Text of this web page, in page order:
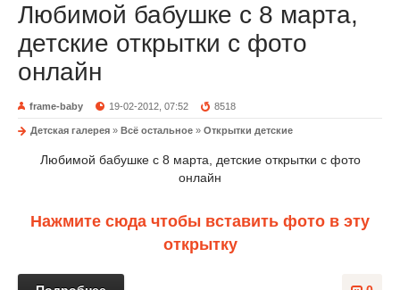
Любимой бабушке с 8 марта,
детские открытки с фото
онлайн
frame-baby 19-02-2012, 07:52 8518
Детская галерея » Всё остальное » Открытки детские
Любимой бабушке с 8 марта, детские открытки с фото
онлайн
Нажмите сюда чтобы вставить фото в эту
открытку